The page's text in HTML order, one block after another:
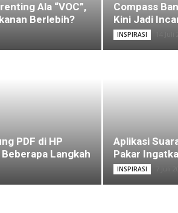
Ala “VOC”,
Berlebih?
Compass
Kini Jadi
INSPIRASI
PDF di HP
Langkah
Aplikasi
Pakar
INSPIRASI